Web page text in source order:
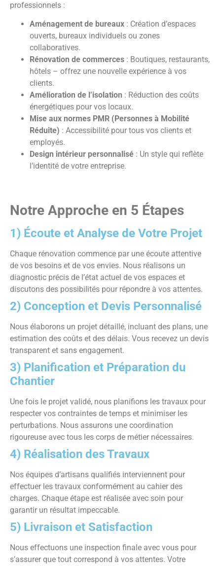
professionnels :
Aménagement de bureaux : Création d’espaces
ouverts, bureaux individuels ou zones
collaboratives.
Rénovation de commerces : Boutiques, restaurants,
hôtels – offrez une nouvelle expérience à vos
clients.
Amélioration de l’isolation : Réduction des coûts
énergétiques pour vos locaux.
Mise aux normes PMR (Personnes à Mobilité
Réduite) : Accessibilité pour tous vos clients et
employés.
Design intérieur personnalisé : Un style qui reflète
l’identité de votre entreprise.
Notre Approche en 5 Étapes
1) Écoute et Analyse de Votre Projet
Chaque rénovation commence par une écoute attentive
de vos besoins et de vos envies. Nous réalisons un
diagnostic précis de l’état actuel de vos espaces et
discutons des possibilités pour répondre à vos attentes.
2) Conception et Devis Personnalisé
Nous élaborons un projet détaillé, incluant des plans, une
estimation des coûts et des délais. Vous recevez un devis
transparent et sans engagement.
3) Planification et Préparation du
Chantier
Une fois le projet validé, nous planifions les travaux pour
respecter vos contraintes de temps et minimiser les
perturbations. Nous assurons une coordination
rigoureuse avec tous les corps de métier nécessaires.
4) Réalisation des Travaux
Nos équipes d’artisans qualifiés interviennent pour
effectuer les travaux conformément au cahier des
charges. Chaque étape est réalisée avec soin pour
garantir un résultat impeccable.
5) Livraison et Satisfaction
Nous effectuons une inspection finale avec vous pour
s’assurer que tout correspond à vos attentes. Votre